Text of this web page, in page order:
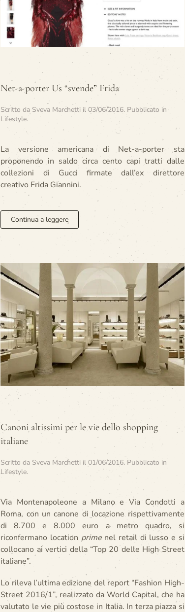
Net-a-porter Us “svende” Frida
Scritto da Sveva Marchetti il03/06/2016. Pubblicato in
Lifestyle.
La versione americana di Net-a-porter sta
proponendo in saldo circa cento capi tratti dalle
collezioni di Gucci firmate dall’ex direttore
creativo Frida Giannini.
Continua a leggere
Canoni altissimi per le vie dello shopping
italiane
Scritto da Sveva Marchetti il01/06/2016. Pubblicato in
Lifestyle.
Via Montenapoleone a Milano e Via Condotti a
Roma, con un canone di locazione rispettivamente
di 8.700 e 8.000 euro a metro quadro, si
riconfermano location prime nel retail di lusso e si
collocano ai vertici della “Top 20 delle High Street
italiane”.
Lo rileva l’ultima edizione del report “Fashion High-
Street 2016/1”, realizzato da World Capital, che ha
valutato le vie più costose in Italia. In terza piazza si